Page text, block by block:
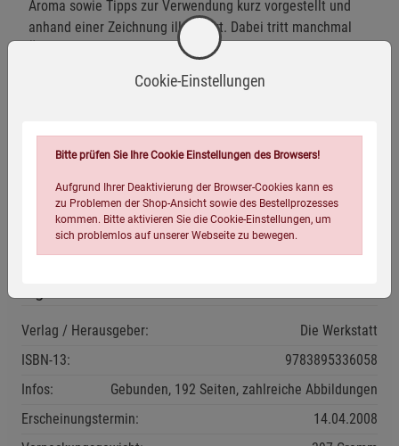
Aroma sowie Tipps zur Verwendung kurz vorgestellt und
anhand einer Zeichnung illustriert. Dabei tritt manchmal
Überraschendes zutage: Zimt, den wir eher als
Schmorgerichte. Sichuanpfeffer sorgt in der chinesischen
Geschmacksrichtung sogar einen eigenen Namen erhalten.
Aber auch dem heimischen hessischen Handkäs mit Musik
der Autor auf Seite 98.
Verlag / Herausgeber:
Die Werkstatt
ISBN-13:
9783895336058
Infos:
Gebunden, 192 Seiten, zahlreiche Abbildungen
Erscheinungstermin:
14.04.2008
Cookie-Einstellungen
Bitte prüfen Sie Ihre Cookie Einstellungen des Browsers!
Aufgrund Ihrer Deaktivierung der Browser-Cookies kann es
zu Problemen der Shop-Ansicht sowie des Bestellprozesses
kommen. Bitte aktivieren Sie die Cookie-Einstellungen, um
sich problemlos auf unserer Webseite zu bewegen.
Einstellungen speichern für die GruppeEinstellungen speichern für die Gruppe
Einstellungen speichern für die Gruppe